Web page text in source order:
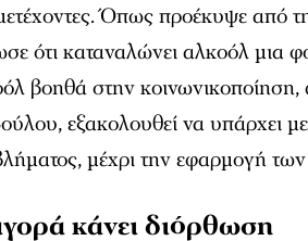
Όπως προέκυψε από
ότι καταναλώνει αλκοόλ μια
βοηθά στην
εξακολουθεί να υπάρχει
μέχρι την εφαρμογή
κάνει διόρθωση